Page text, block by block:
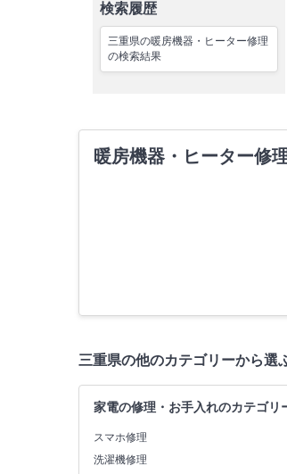
検索履歴
三重県の暖房機器・ヒーター修理
の検索結果
暖房機器・ヒーター修
三重県の他のカテゴリーから選
家電の修理・お手入れのカテゴリ
スマホ修理
洗濯機修理